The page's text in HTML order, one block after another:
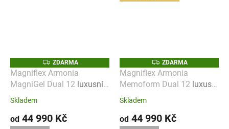
Z
D
A
R
ZDARMA
Magniflex Armonia
MagniGel Dual 12 luxusní
zdravotní matrace s
Skladem
od 44 990 Kč
Z
D
A
R
ZDARMA
Magniflex Armonia
Memoform Dual 12 luxusní
zdravotní matrace s
Memoform
Skladem
od 44 990 Kč